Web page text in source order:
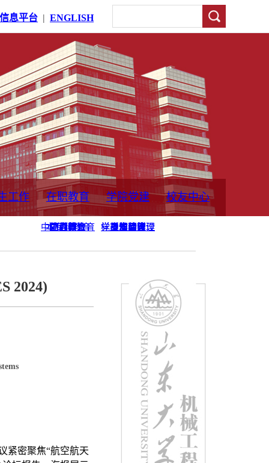
息平台 | ENGLISH
工作 在职教育
首页
中心简介
工程博士
同力硕士
本专科教育
培训教育
中外合作教育
学院党建
通知公告
工作动态
支部建设
党员发展管理
身边榜样
样板支部建设
校友中心
2024)
紧密聚焦“航空航天